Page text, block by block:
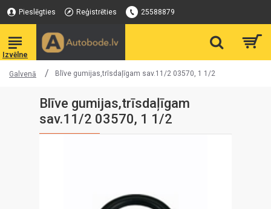
Pieslēgties Reģistrēties 25588879
Galvenā Blīve gumijas,trīsdaļīgam sav.11/2 03570, 1 1/2
Blīve gumijas,trīsdaļīgam
sav.11/2 03570, 1 1/2